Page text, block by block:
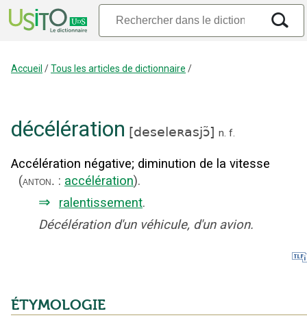
Accueil /Tous les articles de dictionnaire /
décélération [deseleʀasjɔ̃] n. f.
Accélération négative; diminution de la vitesse
(anton. : accélération).
⇒ ralentissement.
Décélération d'un véhicule, d'un avion.
ÉTYMOLOGIE